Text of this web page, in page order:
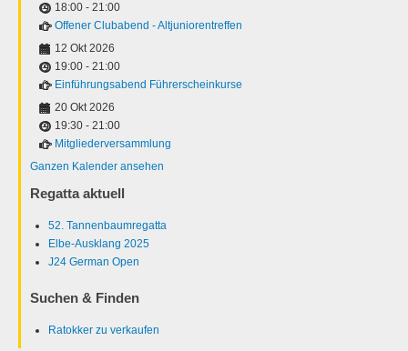
18:00 - 21:00
Offener Clubabend - Altjuniorentreffen
12 Okt 2026
19:00 - 21:00
Einführungsabend Führerscheinkurse
20 Okt 2026
19:30 - 21:00
Mitgliederversammlung
Ganzen Kalender ansehen
Regatta aktuell
52. Tannenbaumregatta
Elbe-Ausklang 2025
J24 German Open
Suchen & Finden
Ratokker zu verkaufen